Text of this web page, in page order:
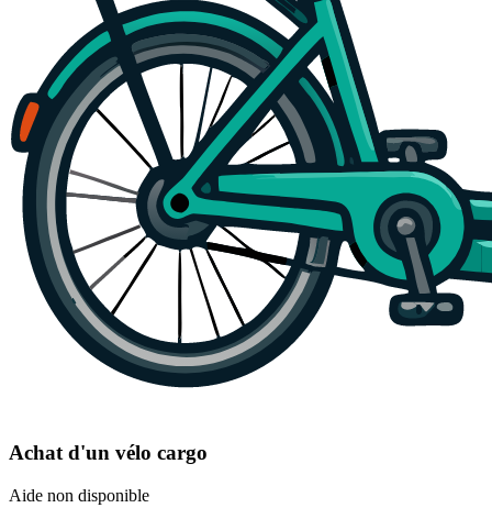
Achat d'un vélo cargo
Aide non disponible